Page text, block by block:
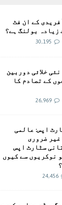
کے ان فٹ
زیادہ بولنگ ہے؟
30,195
خلائی دوربین
کے تصادم کا
26,969
اپس: عالمی
ضروری
سٹارٹ اپس
نوکریوں سے کیوں
24,456